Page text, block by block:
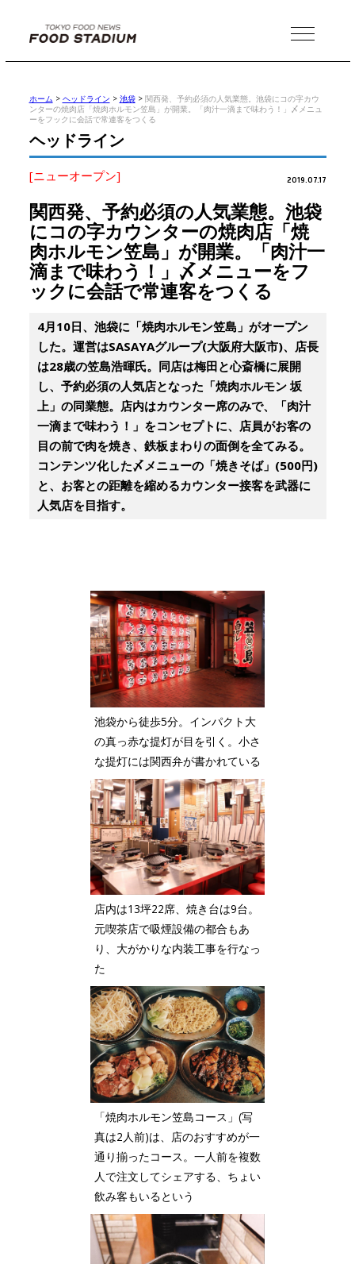
MENU
ホーム > ヘッドライン > 池袋> 関西発、予約必須の人気業態。池袋にコの字カウ
ンターの焼肉店「焼肉ホルモン笠島」が開業。「肉汁一滴まで味わう！」〆メニュ
ーをフックに会話で常連客をつくる
ヘッドライン
[ニューオープン] 2019.07.17
関西発、予約必須の人気業態。池袋
にコの字カウンターの焼肉店「焼
肉ホルモン笠島」が開業。「肉汁一
滴まで味わう！」〆メニューをフ
ックに会話で常連客をつくる
4月10日、池袋に「焼肉ホルモン笠島」がオープン
した。運営はSASAYAグループ(大阪府大阪市)、店長
は28歳の笠島浩暉氏。同店は梅田と心斎橋に展開
し、予約必須の人気店となった「焼肉ホルモン 坂
上」の同業態。店内はカウンター席のみで、「肉汁
一滴まで味わう！」をコンセプトに、店員がお客の
目の前で肉を焼き、鉄板まわりの面倒を全てみる。
コンテンツ化した〆メニューの「焼きそば」(500円)
と、お客との距離を縮めるカウンター接客を武器に
人気店を目指す。
池袋から徒歩5分。インパクト大
の真っ赤な提灯が目を引く。小さ
な提灯には関西弁が書かれている
店内は13坪22席、焼き台は9台。
元喫茶店で吸煙設備の都合もあ
り、大がかりな内装工事を行なっ
た
「焼肉ホルモン笠島コース」(写
真は2人前)は、店のおすすめが一
通り揃ったコース。一人前を複数
人で注文してシェアする、ちょい
飲み客もいるという